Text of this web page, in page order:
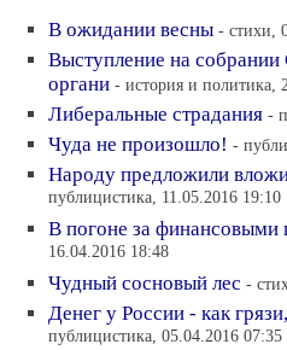
В ожидании весны - стихи,
Выступление на
органи - история и политика,
Либеральные страдания -
Чуда не произошло! -
Народу предложили
публицистика, 11.05.2016 19:10
В погоне за финансовыми
16.04.2016 18:48
Чудный сосновый лес -
Денег у России - как
публицистика, 05.04.2016 07:35